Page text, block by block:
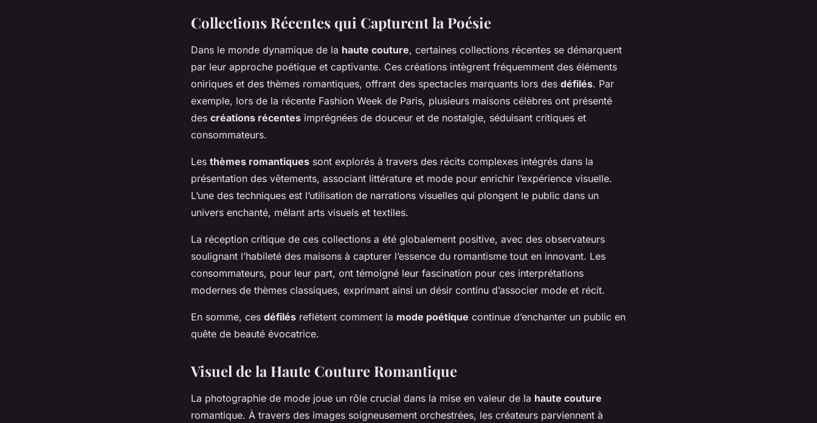
Collections Récentes qui Capturent la Poésie
Dans le monde dynamique de la haute couture, certaines collections récentes se démarquent
par leur approche poétique et captivante. Ces créations intègrent fréquemment des éléments
oniriques et des thèmes romantiques, offrant des spectacles marquants lors des défilés. Par
exemple, lors de la récente Fashion Week de Paris, plusieurs maisons célèbres ont présenté
des créations récentes imprégnées de douceur et de nostalgie, séduisant critiques et
consommateurs.
Les thèmes romantiques sont explorés à travers des récits complexes intégrés dans la
présentation des vêtements, associant littérature et mode pour enrichir l’expérience visuelle.
L’une des techniques est l’utilisation de narrations visuelles qui plongent le public dans un
univers enchanté, mêlant arts visuels et textiles.
La réception critique de ces collections a été globalement positive, avec des observateurs
soulignant l’habileté des maisons à capturer l’essence du romantisme tout en innovant. Les
consommateurs, pour leur part, ont témoigné leur fascination pour ces interprétations
modernes de thèmes classiques, exprimant ainsi un désir continu d’associer mode et récit.
En somme, ces défilés reflètent comment la mode poétique continue d’enchanter un public en
quête de beauté évocatrice.
Visuel de la Haute Couture Romantique
La photographie de mode joue un rôle crucial dans la mise en valeur de la haute couture
romantique. À travers des images soigneusement orchestrées, les créateurs parviennent à